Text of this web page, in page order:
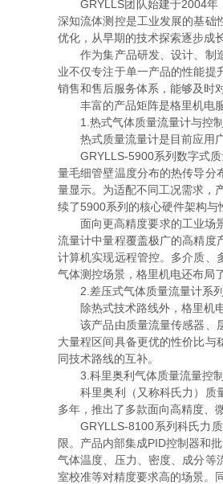
GRYLLS团队始建于2004年，
深知流体测控是工业发展的基础
优化，从早期的技术探索逐步成
作为集产品研发、设计、制造
业不仅专注于单一产品的性能提
销售和售后服务体系，能够及时
丰富的产品矩阵是格里机电服
1.热式气体质量流量计与控制
热式质量流量计是目前应用广
GRYLLS-5900系列数字式质
量毛细管壁温度分布的热传导分
量显示。为适配不同工况需求，
续了5900系列的核心硬件架构与
面向更高精度要求的工业场景
流量计中量程覆盖极广的高精度
计算机实现远程管控。多介质、
气体测控场景，格里机电还布局
2.差压式气体质量流量计系列
除热式技术路线外，格里机电
该产品由质量流量传感器、层
大量程区间具备更优的性价比与
同技术路线的互补。
3.科里奥利气体质量流量控制
科里奥利（又称科氏力）质量
多年，推出了多款面向高精度、
GRYLLS-8100系列科氏力质
限。产品内部集成PID控制器和
气体温度、压力、密度、成分等
室校准等对精度要求高的场景。